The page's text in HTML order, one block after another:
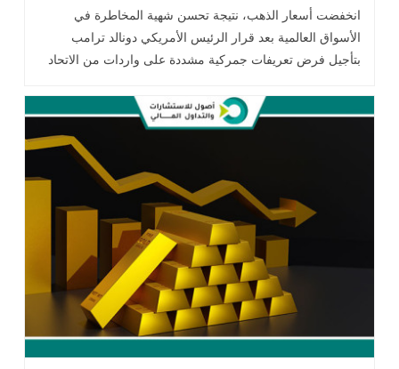
انخفضت أسعار الذهب، نتيجة تحسن شهية المخاطرة في
الأسواق العالمية بعد قرار الرئيس الأمريكي دونالد ترامب
بتأجيل فرض تعريفات جمركية مشددة على واردات من الاتحاد